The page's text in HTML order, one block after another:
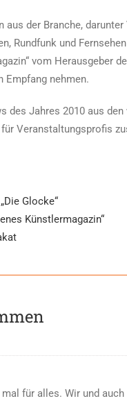
aus der Branche,
Rundfunk und
vom Herausgeber
Empfang nehmen.
des Jahres 2010 aus
Veranstaltungsprofis
„Die Glocke“
Künstlermagazin“
für alles. Wir und